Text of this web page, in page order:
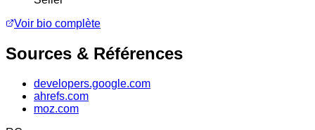
Voir bio complète
Sources & Références
developers.google.com
ahrefs.com
moz.com